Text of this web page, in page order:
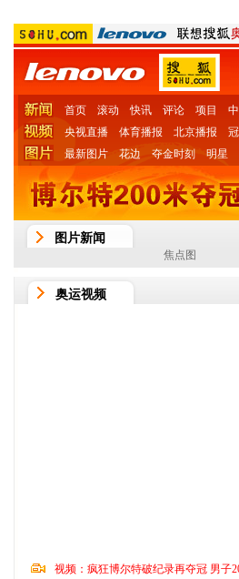
首页 滚动 快讯 评论 项目
央视直播
体育播报 北京播报
最新图片
花边 夺金时刻 明星
图片新闻
焦点图
奥运视频
视频：疯狂博尔特破纪录再夺冠 男子